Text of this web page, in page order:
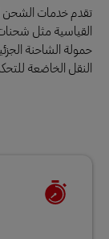
تقدم خدمات الشحن
النقل الخاضعة